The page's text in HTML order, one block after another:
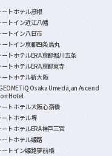
ートホテル彦根
ートイン近江八幡
トイン八日市
ートイン京都四条烏丸
トホテルERA京都堀川五条
トホテルERA京都東寺
ートホテル新大阪
Osaka Umeda,an Ascend
Hotel
ートホテル大阪心斎橋
ートホテル堺
トホテルERA神戸三宮
ートホテル姫路
ートイン姫路夢前橋